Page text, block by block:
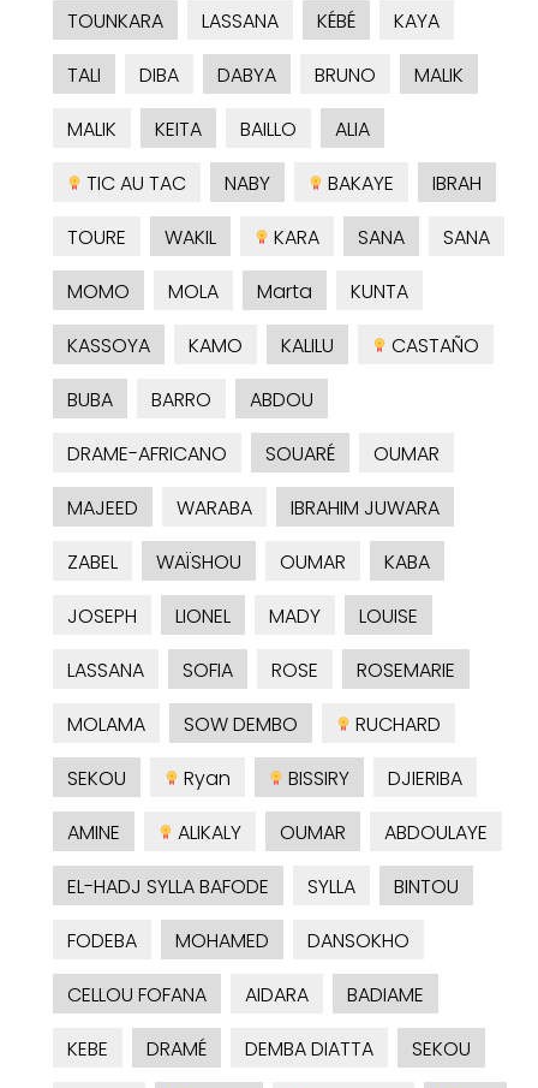
TOUNKARA
LASSANA KÉBÉ
KAYA
TALI
DIBA DABYA BRUNO
MALIK
MALIK
KEITA BAILLO
ALIA
TIC AU TAC
NABY BAKAYE
IBRAH
TOURE
WAKIL KARA SANA
SANA
MOMO
MOLA Marta
KUNTA
KASSOYA
KAMO KALILU
CASTAÑO
BUBA
BARRO
ABDOU
DRAME-AFRICANO
SOUARÉ
OUMAR
MAJEED
WARABA
IBRAHIM JUWARA
ZABEL
WAÏSHOU OUMAR
KABA
JOSEPH
LIONEL MADY
LOUISE
LASSANA
SOFIA ROSE
ROSEMARIE
MOLAMA
SOW DEMBO
RUCHARD
SEKOU
Ryan BISSIRY
DJIERIBA
AMINE
ALIKALY OUMAR
ABDOULAYE
EL-HADJ SYLLA BAFODE
SYLLA
BINTOU
FODEBA
MOHAMED
DANSOKHO
CELLOU FOFANA
AIDARA
BADIAME
KEBE
DRAMÉ DEMBA DIATTA
SEKOU